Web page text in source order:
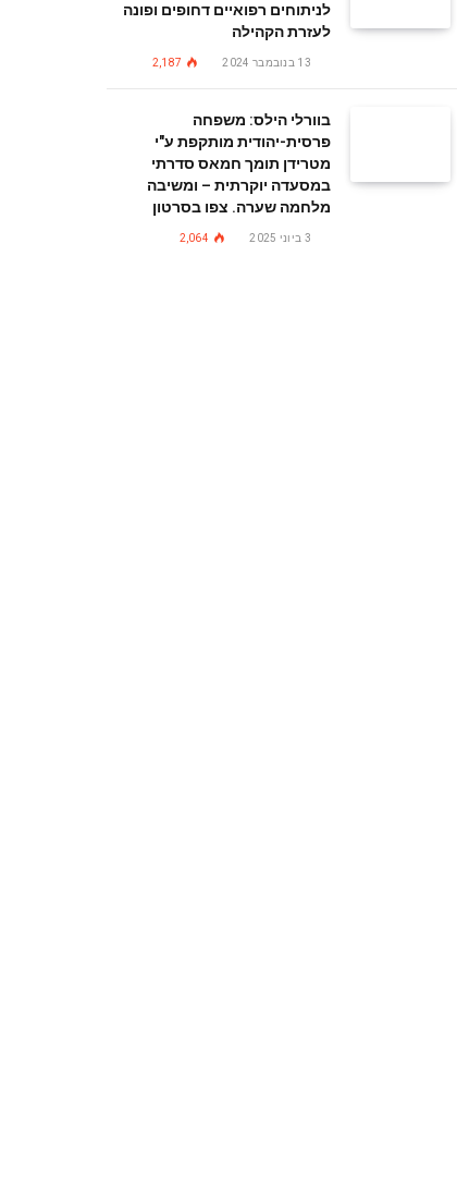
לניתוחים רפואיים דחופים ופונה
לעזרת הקהילה
13 בנובמבר 2024 2,187
בוורלי הילס: משפחה
פרסית-יהודית מותקפת ע"י
מטרידן תומך חמאס סדרתי
במסעדה יוקרתית – ומשיבה
מלחמה שערה. צפו בסרטון
3 ביוני 2025 2,064